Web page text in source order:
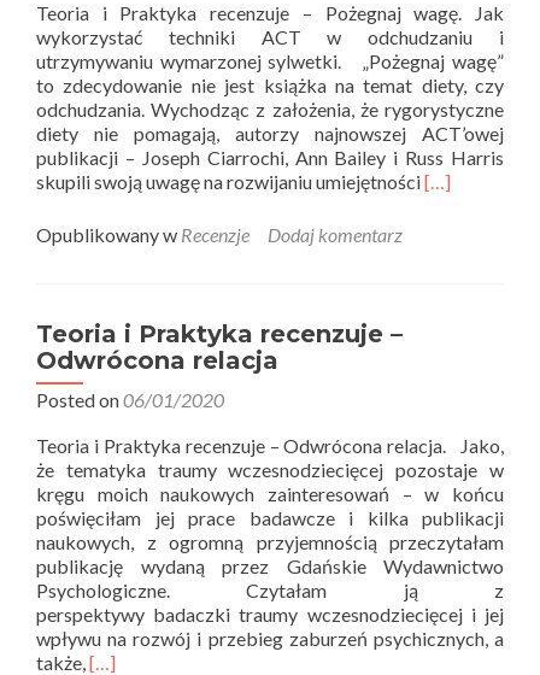
Teoria i Praktyka recenzuje – Pożegnaj wagę. Jak
wykorzystać techniki ACT w odchudzaniu i
utrzymywaniu wymarzonej sylwetki. „Pożegnaj wagę”
to zdecydowanie nie jest książka na temat diety, czy
odchudzania. Wychodząc z założenia, że rygorystyczne
diety nie pomagają, autorzy najnowszej ACT’owej
publikacji – Joseph Ciarrochi, Ann Bailey i Russ Harris
skupili swoją uwagę na rozwijaniu umiejętnościRead
[…]
Opublikowany w Recenzje Dodaj komentarz
Teoria i Praktyka recenzuje –
Odwrócona relacja
Posted on06/01/2020
Teoria i Praktyka recenzuje – Odwrócona relacja. Jako,
że tematyka traumy wczesnodziecięcej pozostaje w
kręgu moich naukowych zainteresowań – w końcu
poświęciłam jej prace badawcze i kilka publikacji
naukowych, z ogromną przyjemnością przeczytałam
publikację wydaną przez Gdańskie Wydawnictwo
Psychologiczne. Czytałam ją z
perspektywy badaczki traumy wczesnodziecięcej i jej
wpływu na rozwój i przebieg zaburzeń psychicznych, a
także,Read
[…]